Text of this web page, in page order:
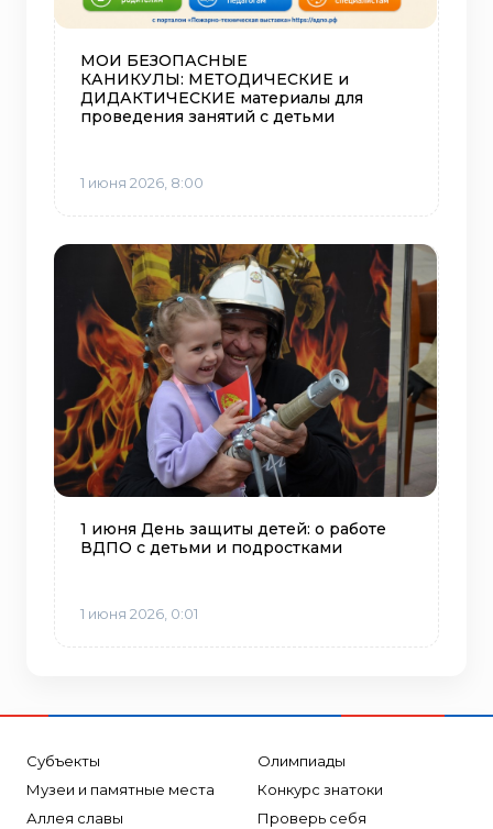
МОИ БЕЗОПАСНЫЕ
КАНИКУЛЫ: МЕТОДИЧЕСКИЕ и
ДИДАКТИЧЕСКИЕ материалы для
проведения занятий с детьми
1 июня 2026, 8:00
1 июня День защиты детей: о работе
ВДПО с детьми и подростками
1 июня 2026, 0:01
Субъекты
Музеи и памятные места
Аллея славы
Олимпиады
Конкурс знатоки
Проверь себя